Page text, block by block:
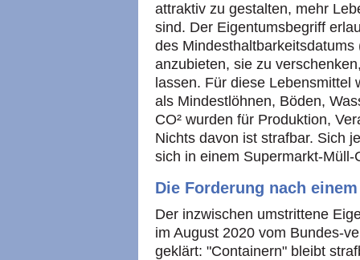
attraktiv zu gestalten, mehr
sind. Der Eigentumsbegriff
des
anzubieten, sie zu
lassen. Für diese Lebensmittel
als Mindestlöhnen, Böden,
CO² wurden für Produktion,
Nichts davon ist strafbar. Sich
sich in einem Supermarkt-
Die Forderung nach
Der inzwischen umstrittene
im August 2020 vom Bundes-
geklärt: "Containern" bleibt